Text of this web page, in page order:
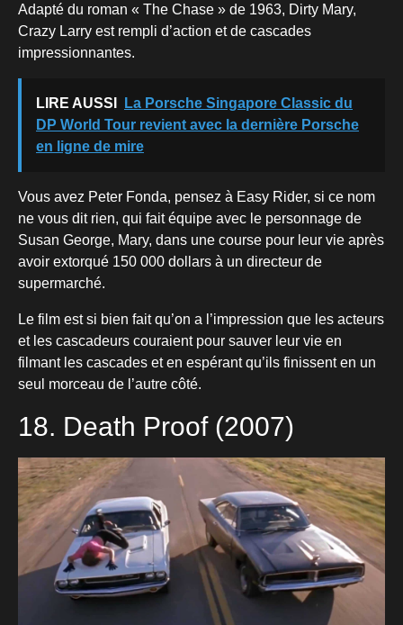
Adapté du roman « The Chase » de 1963, Dirty Mary,
Crazy Larry est rempli d’action et de cascades
impressionnantes.
LIRE AUSSI
La Porsche Singapore Classic du
DP World Tour revient avec la dernière Porsche
en ligne de mire
Vous avez Peter Fonda, pensez à Easy Rider, si ce nom
ne vous dit rien, qui fait équipe avec le personnage de
Susan George, Mary, dans une course pour leur vie après
avoir extorqué 150 000 dollars à un directeur de
supermarché.
Le film est si bien fait qu’on a l’impression que les acteurs
et les cascadeurs couraient pour sauver leur vie en
filmant les cascades et en espérant qu’ils finissent en un
seul morceau de l’autre côté.
18. Death Proof (2007)